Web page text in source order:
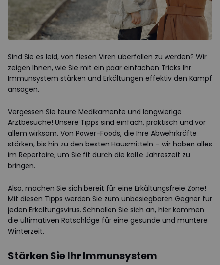
Sind Sie es leid, von fiesen Viren überfallen zu werden? Wir
zeigen Ihnen, wie Sie mit ein paar einfachen Tricks Ihr
Immunsystem stärken und Erkältungen effektiv den Kampf
ansagen.
Vergessen Sie teure Medikamente und langwierige
Arztbesuche! Unsere Tipps sind einfach, praktisch und vor
allem wirksam. Von Power-Foods, die Ihre Abwehrkräfte
stärken, bis hin zu den besten Hausmitteln – wir haben alles
im Repertoire, um Sie fit durch die kalte Jahreszeit zu
bringen.
Also, machen Sie sich bereit für eine Erkältungsfreie Zone!
Mit diesen Tipps werden Sie zum unbesiegbaren Gegner für
jeden Erkältungsvirus. Schnallen Sie sich an, hier kommen
die ultimativen Ratschläge für eine gesunde und muntere
Winterzeit.
Stärken Sie Ihr Immunsystem